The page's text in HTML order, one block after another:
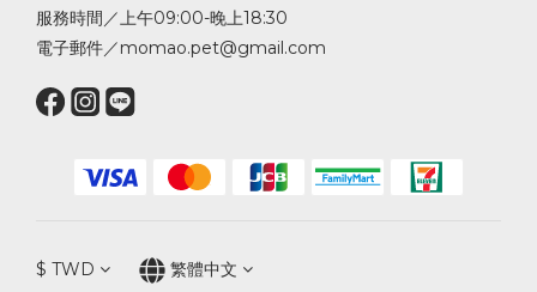
服務時間／上午09:00-晚上18:30
電子郵件／momao.pet@gmail.com
$ TWD 繁體中文